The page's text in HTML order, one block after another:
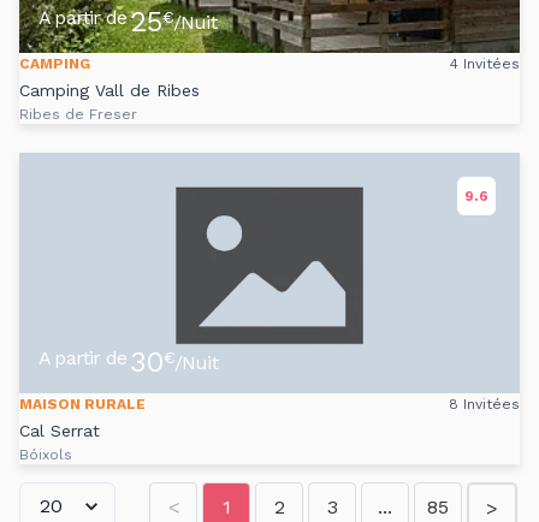
A partir de25€/Nuit
CAMPING 4 Invitées
Camping Vall de Ribes
Ribes de Freser
9.6
A partir de 30€/Nuit
MAISON RURALE 8 Invitées
Cal Serrat
Bóixols
< 1 2 3 ... 85 >